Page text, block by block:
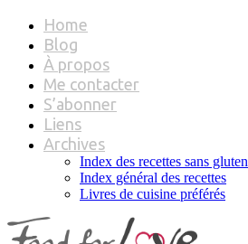
Home
Blog
À propos
Me contacter
S’abonner
Liens
Archives
Index des recettes sans gluten
Index général des recettes
Livres de cuisine préférés